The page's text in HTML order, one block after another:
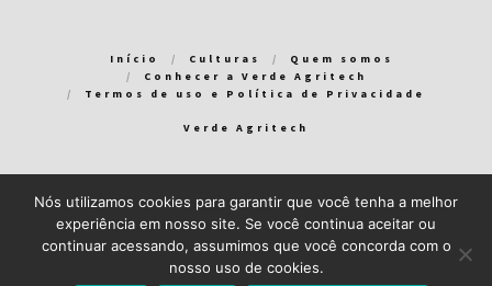
Início Culturas
Quem somos
Conhecer a Verde Agritech
Termos de uso e Política de Privacidade
Verde Agritech
Bem-vindo ao Verde Blog! Para que a sua experiência em nosso
blog seja a melhor possível, utilizamos cookies. Você pode
aceitar ou gerenciar seus cookiesaqui.
Nós utilizamos cookies para garantir que você tenha a melhor
experiência em nosso site. Se você continua aceitar ou
continuar acessando, assumimos que você concorda com o
nosso uso de cookies.